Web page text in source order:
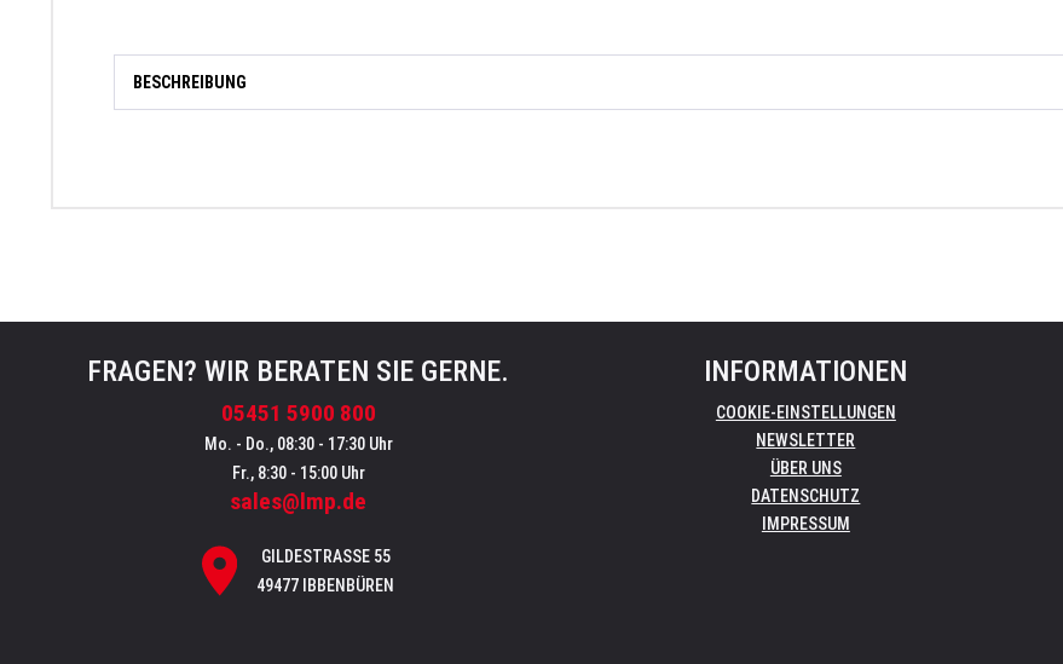
BESCHREIBUNG
FRAGEN? WIR BERATEN SIE GERNE.
05451 5900 800
Mo. - Do., 08:30 - 17:30 Uhr
Fr., 8:30 - 15:00 Uhr
sales@lmp.de
GILDESTRASSE 55
49477 IBBENBÜREN
INFORMATIONEN
COOKIE-EINSTELLUNGEN
NEWSLETTER
ÜBER UNS
DATENSCHUTZ
IMPRESSUM